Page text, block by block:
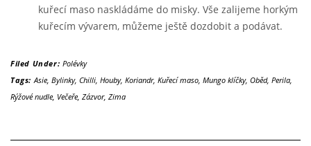
kuřecí maso naskládáme do misky. Vše zalijeme horkým
kuřecím vývarem, můžeme ještě dozdobit a podávat.
Filed Under: Polévky
Tags: Asie, Bylinky, Chilli, Houby, Koriandr, Kuřecí maso, Mungo klíčky, Oběd, Perila,
Rýžové nudle Večeře Zázvor, Zima